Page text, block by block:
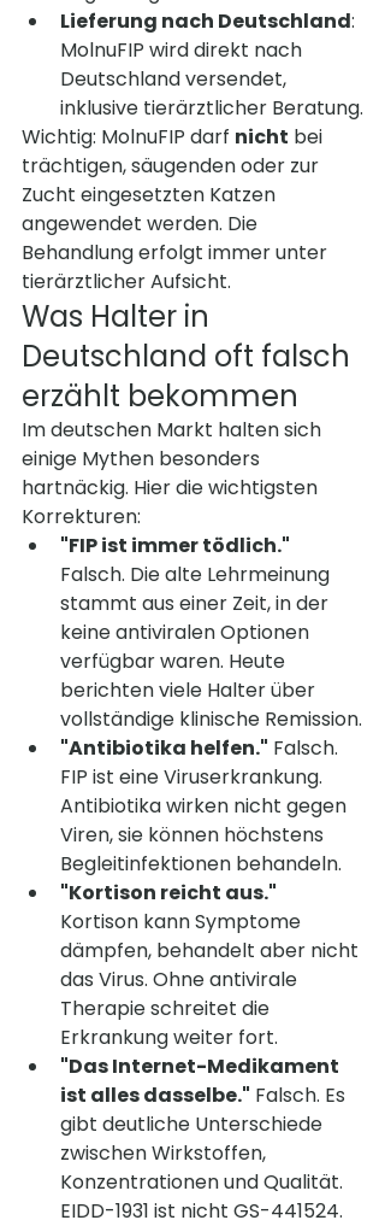
Lieferung nach Deutschland:
MolnuFIP wird direkt nach
Deutschland versendet,
inklusive tierärztlicher Beratung.
Wichtig: MolnuFIP darf nicht bei
trächtigen, säugenden oder zur
Zucht eingesetzten Katzen
angewendet werden. Die
Behandlung erfolgt immer unter
tierärztlicher Aufsicht.
Was Halter in
Deutschland oft falsch
erzählt bekommen
Im deutschen Markt halten sich
einige Mythen besonders
hartnäckig. Hier die wichtigsten
Korrekturen:
"FIP ist immer tödlich."
Falsch. Die alte Lehrmeinung
stammt aus einer Zeit, in der
keine antiviralen Optionen
verfügbar waren. Heute
berichten viele Halter über
vollständige klinische Remission.
"Antibiotika helfen." Falsch.
FIP ist eine Viruserkrankung.
Antibiotika wirken nicht gegen
Viren, sie können höchstens
Begleitinfektionen behandeln.
"Kortison reicht aus."
Kortison kann Symptome
dämpfen, behandelt aber nicht
das Virus. Ohne antivirale
Therapie schreitet die
Erkrankung weiter fort.
"Das Internet-Medikament
ist alles dasselbe." Falsch. Es
gibt deutliche Unterschiede
zwischen Wirkstoffen,
Konzentrationen und Qualität.
EIDD-1931 ist nicht GS-441524.